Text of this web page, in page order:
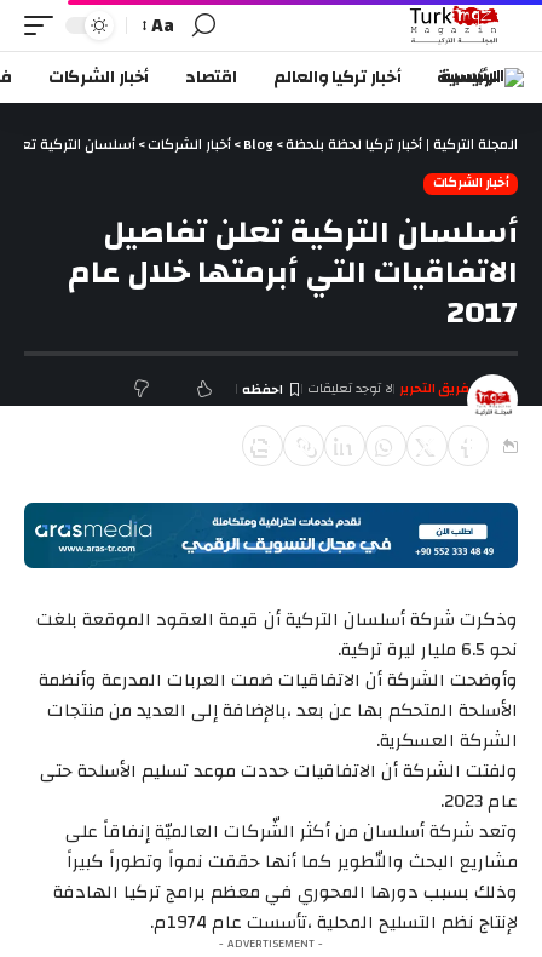
Aa
الرئيسية أخبار تركيا والعالم اقتصاد أخبار الشركات
المجلة التركية | أخبار تركيا لحظة بلحظة>
Blog
>أخبار الشركات>أسلسان التركية تعلن
أخبار الشركات
أسلسان التركية تعلن تفاصيل
الاتفاقيات التي أبرمتها خلال عام
2017
آخر تحديث يناير 2, 2018 7:48 م
فريق التحرير لا توجد تعليقات
وذكرت شركة أسلسان التركية أن قيمة العقود الموقعة بلغت
نحو 6.5 مليار ليرة تركية.
وأوضحت الشركة أن الاتفاقيات ضمت العربات المدرعة وأنظمة
الأسلحة المتحكم بها عن بعد ،بالإضافة إلى العديد من منتجات
الشركة العسكرية.
ولفتت الشركة أن الاتفاقيات حددت موعد تسليم الأسلحة حتى
عام 2023.
وتعد شركة أسلسان من أكثر الشّركات العالميّة إنفاقاً على
مشاريع البحث والتّطوير كما أنها حققت نمواً وتطوراً كبيراً
وذلك بسبب دورها المحوري في معظم برامج تركيا الهادفة
لإنتاج نظم التسليح المحلية ،تأسست عام 1974م.
- ADVERTISEMENT -